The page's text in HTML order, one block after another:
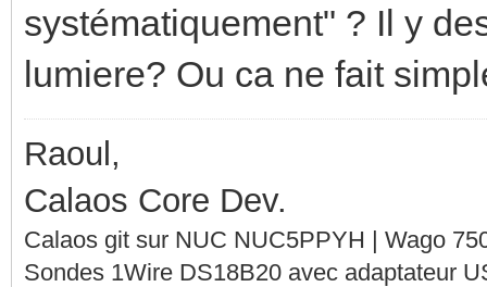
systématiquement" ? Il y
lumiere? Ou ca ne fait
Raoul,
Calaos Core Dev.
Calaos git sur NUC NUC5PPYH | Wago
Sondes 1Wire DS18B20 avec adaptateur